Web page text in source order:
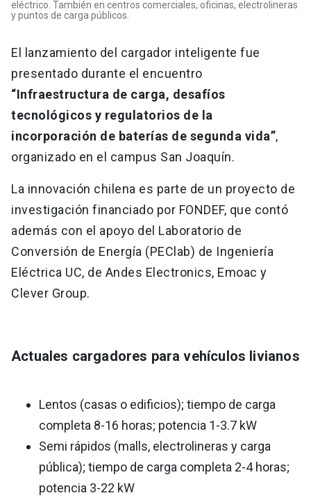
eléctrico. También en centros comerciales, oficinas, electrolineras
y puntos de carga públicos.
El lanzamiento del cargador inteligente fue
presentado durante el encuentro
“Infraestructura de carga, desafíos
tecnológicos y regulatorios de la
incorporación de baterías de segunda vida”,
organizado en el campus San Joaquín.
La innovación chilena es parte de un proyecto de
investigación financiado por FONDEF, que contó
además con el apoyo del Laboratorio de
Conversión de Energía (PEClab) de Ingeniería
Eléctrica UC, de Andes Electronics, Emoac y
Clever Group.
Actuales cargadores para vehículos livianos
Lentos (casas o edificios); tiempo de carga
completa 8-16 horas; potencia 1-3.7 kW
Semi rápidos (malls, electrolineras y carga
pública); tiempo de carga completa 2-4 horas;
potencia 3-22 kW